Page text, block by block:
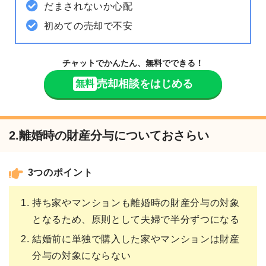
だまされないか心配
初めての売却で不安
チャットでかんたん、無料でできる！
無料 売却相談をはじめる
2.離婚時の財産分与についておさらい
3つのポイント
持ち家やマンションも離婚時の財産分与の対象
となるため、原則として夫婦で半分ずつになる
結婚前に単独で購入した家やマンションは財産
分与の対象にならない